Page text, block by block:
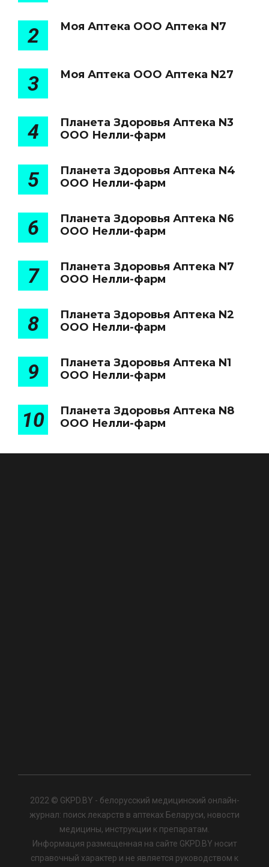
2 Моя Аптека ООО Аптека N7
3 Моя Аптека ООО Аптека N27
4
Планета Здоровья Аптека N3
ООО Нелли-фарм
5
Планета Здоровья Аптека N4
ООО Нелли-фарм
6
Планета Здоровья Аптека N6
ООО Нелли-фарм
7
Планета Здоровья Аптека N7
ООО Нелли-фарм
8
Планета Здоровья Аптека N2
ООО Нелли-фарм
9
Планета Здоровья Аптека N1
ООО Нелли-фарм
10
Планета Здоровья Аптека N8
ООО Нелли-фарм
2022 © GKPD.BY - белорусский медицинский онлайн-
журнал: поиск лекарств в аптеках Беларуси, новости
медицины, инструкции к препаратам.
Информация размещенная на сайте GKPD.BY носит
справочный характер и не является руководством к